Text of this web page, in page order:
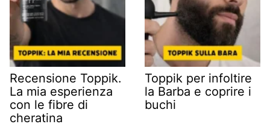
Recensione Toppik.
La mia esperienza
con le fibre di
cheratina
Toppik per infoltire
la Barba e coprire i
buchi